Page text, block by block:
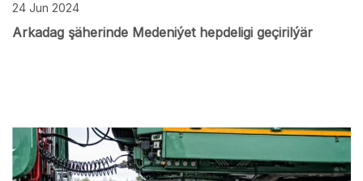
24 Jun 2024
Arkadag şäherinde Medeniýet hepdeligi geçirilýär